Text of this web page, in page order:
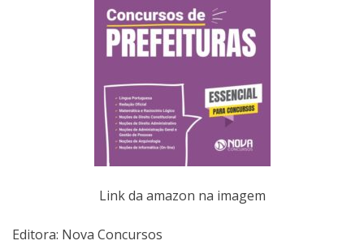
Link da amazon na imagem
Editora:‎ Nova Concursos